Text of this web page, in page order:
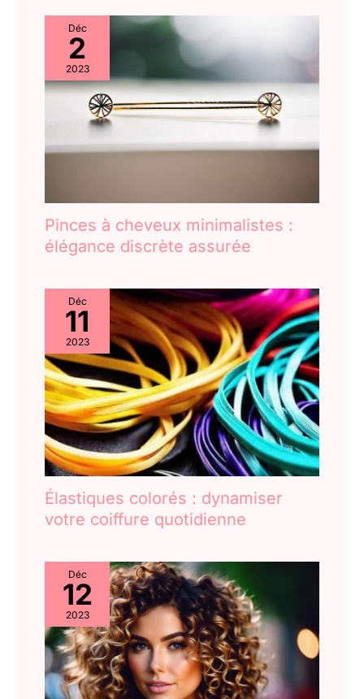
Déc
2
2023
Pinces à cheveux minimalistes :
élégance discrète assurée
Déc
11
2023
Élastiques colorés : dynamiser
votre coiffure quotidienne
Déc
12
2023